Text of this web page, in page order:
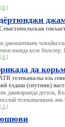
0 ]
джемаатнынъ
мында келе
0 ]
да
телеканалы озь
ёлдаш (спутник)
дживарында дегиль,
телеканалнынъ
3 ]